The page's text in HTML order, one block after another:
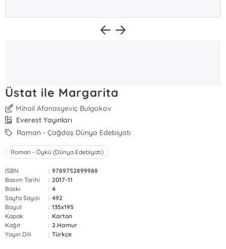
Üstat ile Margarita
Mihail Afanasyeviç Bulgakov
Everest Yayınları
Roman - Çağdaş Dünya Edebiyatı
Roman - Öykü (Dünya Edebiyatı)
ISBN : 9789752899988
Basım Tarihi
: 2017-11
Baskı
: 4
Sayfa Sayısı
: 492
Boyut
: 135x195
Kapak
: Karton
Kağıt
: 2.Hamur
Yayın Dili
: Türkçe